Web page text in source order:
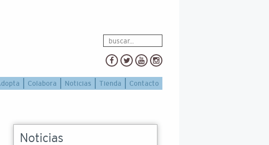
Colabora Noticias Tienda Contacto
Noticias